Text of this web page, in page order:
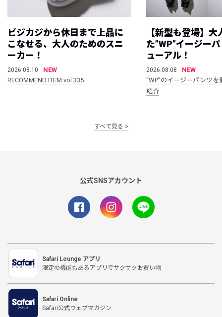
ビジカジから休日まで上品に
こなせる、大人のためのスニ
ーカー！
2026.08.10
NEW
RECOMMEND ITEM vol.335
【新型も登場】大
た”WP”イージー
ューアル！
2026.08.08
NEW
“WP”のイージーパンツ
紹介
すべて見る
公式SNSアカウント
Safari Lounge アプリ
限定の機能もあるアプリでサクサクお買い物
Safari Online
Safari公式ウェブマガジン